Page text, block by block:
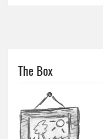
The Box